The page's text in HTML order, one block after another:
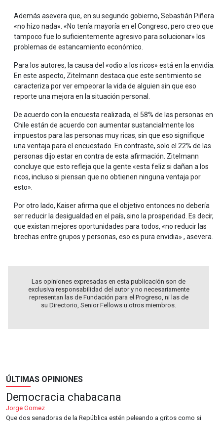
Además asevera que, en su segundo gobierno, Sebastián Piñera
«no hizo nada». «No tenía mayoría en el Congreso, pero creo que
tampoco fue lo suficientemente agresivo para solucionar» los
problemas de estancamiento económico.
Para los autores, la causa del «odio a los ricos» está en la envidia.
En este aspecto, Zitelmann destaca que este sentimiento se
caracteriza por ver empeorar la vida de alguien sin que eso
reporte una mejora en la situación personal.
De acuerdo con la encuesta realizada, el 58% de las personas en
Chile están de acuerdo con aumentar sustancialmente los
impuestos para las personas muy ricas, sin que eso signifique
una ventaja para el encuestado. En contraste, solo el 22% de las
personas dijo estar en contra de esta afirmación. Zitelmann
concluye que esto refleja que la gente «esta feliz si dañan a los
ricos, incluso si piensan que no obtienen ninguna ventaja por
esto».
Por otro lado, Kaiser afirma que el objetivo entonces no debería
ser reducir la desigualdad en el país, sino la prosperidad. Es decir,
que existan mejores oportunidades para todos, «no reducir las
brechas entre grupos y personas, eso es pura envidia» , asevera.
Las opiniones expresadas en esta publicación son de
exclusiva responsabilidad del autor y no necesariamente
representan las de Fundación para el Progreso, ni las de
su Directorio, Senior Fellows u otros miembros.
ÚLTIMAS OPINIONES
Democracia chabacana
Jorge Gomez
Que dos senadoras de la República estén peleando a gritos como si